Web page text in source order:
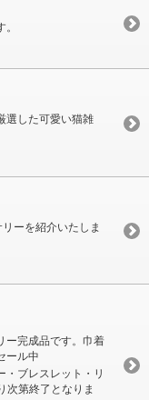
選した可愛い猫雑
ーを紹介いたしま
ー完成品です。巾着
ール中
・ブレスレット・リ
次第終了となりま